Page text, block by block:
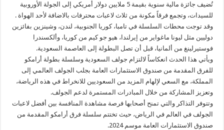
تُضيف جائزة مالية سنوية بقيمة 5 ملايين دولار أمريكي إلى الجولة الأوروبية
للسيدات، وتجمع فرقاً مكونة من ثلاث لاعبات محترفات بالاضافة لأحد الهواة .
وقد توجت محطات السلسلة في تامبا، كوريا الجنوبية، لندن، وشينزين بفائزين
دوليين مثل ليونا ماغواير من إيرلندا، هيو جو كيم من كوريا، وألكسندرا
فوستيرلينغ من ألمانيا، قبل أن تصل البطولة إلى العاصمة السعودية.
ويأتي هذا الحدث انعكاساً لالتزام جولف السعودية وسلسلة بطولة أرامكو
للفرق المقدمة من صندوق الاستثمارات العامة بجلب الجولف العالمي إلى
المملكة، مع السعي لإلهام المزيد من السعوديين للانخراط في هذه الرياضة،
وتعزيز المشاركة من خلال المبادرات المستمرة لدعم الجولف.
وتتوفر التذاكر والتي تمنح أصحابها فرصة مشاهدة المنافسة بين أفضل لاعبات
الجولف في العالم في الرياض، حيث تختتم سلسلة فرق أرامكو المقدمة من
صندوق الاستثمارات العامة موسم 2024.